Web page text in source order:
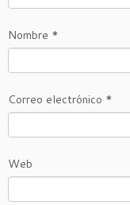
Nombre *
Correo electrónico *
Web